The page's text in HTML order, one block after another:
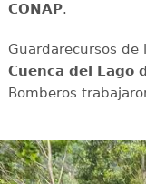
CONAP.
Guardarecursos de
Cuenca del Lago
Bomberos